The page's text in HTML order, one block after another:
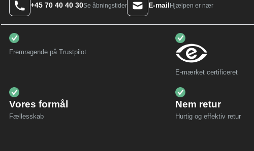
+45 70 40 40 30Se åbningstider E-mailHjælpen er nær
Fremragende på Trustpilot
E-mærket certificeret
Vores formål
Fællesskab
Nem retur
Hurtig og effektiv retur